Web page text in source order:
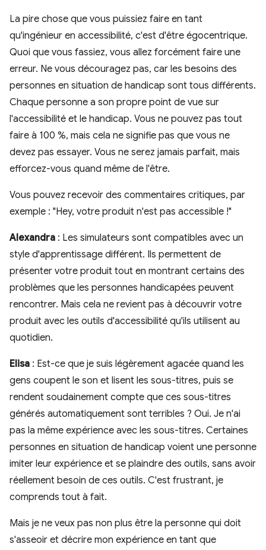
La pire chose que vous puissiez faire en tant
qu'ingénieur en accessibilité, c'est d'être égocentrique.
Quoi que vous fassiez, vous allez forcément faire une
erreur. Ne vous découragez pas, car les besoins des
personnes en situation de handicap sont tous différents.
Chaque personne a son propre point de vue sur
l'accessibilité et le handicap. Vous ne pouvez pas tout
faire à 100 %, mais cela ne signifie pas que vous ne
devez pas essayer. Vous ne serez jamais parfait, mais
efforcez-vous quand même de l'être.
Vous pouvez recevoir des commentaires critiques, par
exemple : "Hey, votre produit n'est pas accessible !"
Alexandra : Les simulateurs sont compatibles avec un
style d'apprentissage différent. Ils permettent de
présenter votre produit tout en montrant certains des
problèmes que les personnes handicapées peuvent
rencontrer. Mais cela ne revient pas à découvrir votre
produit avec les outils d'accessibilité qu'ils utilisent au
quotidien.
Elisa : Est-ce que je suis légèrement agacée quand les
gens coupent le son et lisent les sous-titres, puis se
rendent soudainement compte que ces sous-titres
générés automatiquement sont terribles ? Oui. Je n'ai
pas la même expérience avec les sous-titres. Certaines
personnes en situation de handicap voient une personne
imiter leur expérience et se plaindre des outils, sans avoir
réellement besoin de ces outils. C'est frustrant, je
comprends tout à fait.
Mais je ne veux pas non plus être la personne qui doit
s'asseoir et décrire mon expérience en tant que